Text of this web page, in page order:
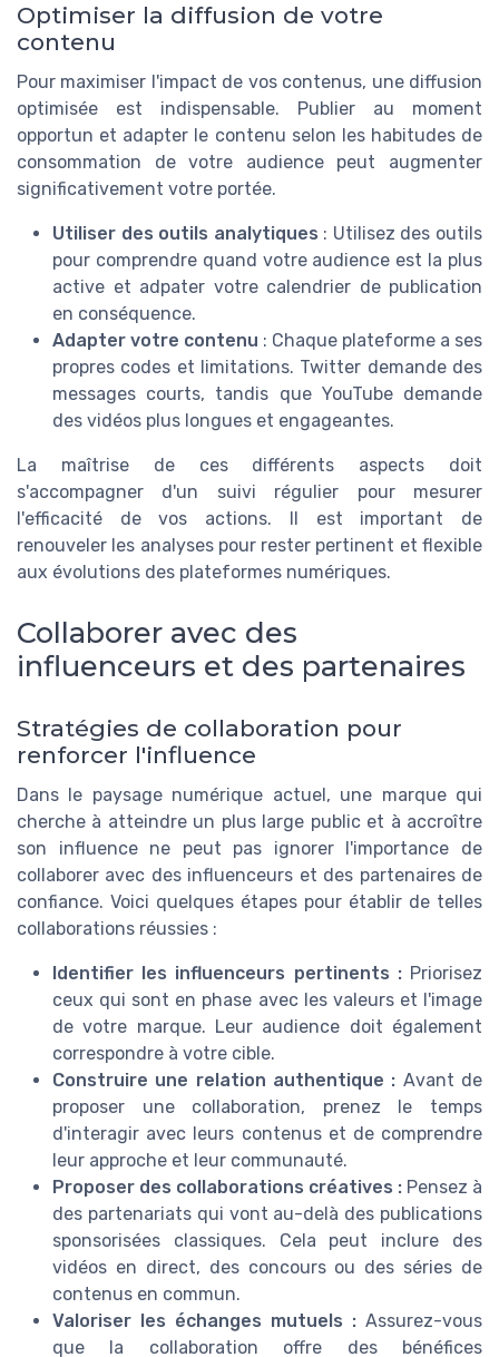
Optimiser la diffusion de votre
contenu
Pour maximiser l'impact de vos contenus, une diffusion
optimisée est indispensable. Publier au moment
opportun et adapter le contenu selon les habitudes de
consommation de votre audience peut augmenter
significativement votre portée.
Utiliser des outils analytiques : Utilisez des outils
pour comprendre quand votre audience est la plus
active et adpater votre calendrier de publication
en conséquence.
Adapter votre contenu : Chaque plateforme a ses
propres codes et limitations. Twitter demande des
messages courts, tandis que YouTube demande
des vidéos plus longues et engageantes.
La maîtrise de ces différents aspects doit
s'accompagner d'un suivi régulier pour mesurer
l'efficacité de vos actions. Il est important de
renouveler les analyses pour rester pertinent et flexible
aux évolutions des plateformes numériques.
Collaborer avec des
influenceurs et des partenaires
Stratégies de collaboration pour
renforcer l'influence
Dans le paysage numérique actuel, une marque qui
cherche à atteindre un plus large public et à accroître
son influence ne peut pas ignorer l'importance de
collaborer avec des influenceurs et des partenaires de
confiance. Voici quelques étapes pour établir de telles
collaborations réussies :
Identifier les influenceurs pertinents :Priorisez
ceux qui sont en phase avec les valeurs et l'image
de votre marque. Leur audience doit également
correspondre à votre cible.
Construire une relation authentique : Avant de
proposer une collaboration, prenez le temps
d'interagir avec leurs contenus et de comprendre
leur approche et leur communauté.
Proposer des collaborations créatives : Pensez à
des partenariats qui vont au-delà des publications
sponsorisées classiques. Cela peut inclure des
vidéos en direct, des concours ou des séries de
contenus en commun.
Valoriser les échanges mutuels : Assurez-vous
que la collaboration offre des bénéfices